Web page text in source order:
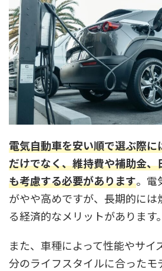
電気自動車を安い順で選ぶ際
だけでなく、維持費や補助金
も考慮する必要があります。電
がやや高めですが、長期的には
る経済的なメリットがあります。
また、車種によって性能やサイ
分のライフスタイルに合ったモ